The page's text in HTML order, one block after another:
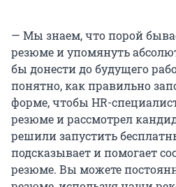
— Мы знаем, что порой
резюме и упомянуть
бы донести до будущего
понятно, как правильно
форме, чтобы HR-
резюме и рассмотрел
решили запустить
подсказывает и помогает
резюме. Вы можете